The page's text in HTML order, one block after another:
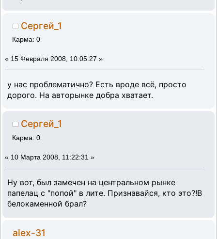
Сергей_1
Карма: 0
« 15 Февраля 2008, 10:05:27 »
у нас проблематично? Есть вроде всё, просто
дорого. На авторынке добра хватает.
Сергей_1
Карма: 0
« 10 Марта 2008, 11:22:31 »
Ну вот, был замечен на центральном рынке
папелац с "попой" в лите. Признавайся, кто это?!В
белокаменной брал?
alex-31